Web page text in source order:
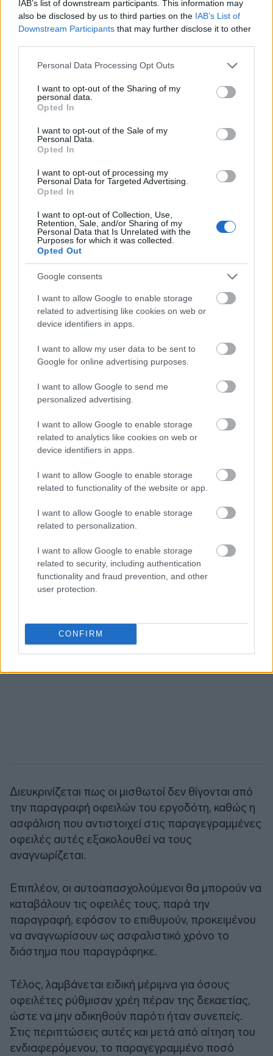
IAB’s list of downstream participants. This information may
also be disclosed by us to third parties on the IAB’s List of
Downstream Participants that may further disclose it to other
Please note that this website/app uses one or more Google
not limited to your visit or usage behaviour. You may click to
grant or deny consent to Google and its third-party tags to
use your data for below specified purposes in below Google
consent section.
Personal Data Processing Opt Outs
I want to opt-out of the Sharing of my
personal data.
Opted In
I want to opt-out of the Sale of my
Personal Data.
Opted In
I want to opt-out of processing my
Personal Data for Targeted Advertising.
Opted In
I want to opt-out of Collection, Use,
Retention, Sale, and/or Sharing of my
Personal Data that Is Unrelated with the
Purposes for which it was collected.
Opted Out
Google consents
I want to allow Google to enable storage
related to advertising like cookies on web or
device identifiers in apps.
I want to allow my user data to be sent to
Google for online advertising purposes.
I want to allow Google to send me
personalized advertising.
I want to allow Google to enable storage
related to analytics like cookies on web or
device identifiers in apps.
I want to allow Google to enable storage
related to functionality of the website or app.
I want to allow Google to enable storage
related to personalization.
I want to allow Google to enable storage
related to security, including authentication
functionality and fraud prevention, and other
user protection.
CONFIRM
που έκρινε ότι η ενιαία 20ετία για την παραγραφή
των απαιτήσεων του ΕΦΚΑ, που είχε θεσπιστεί
με το «νόμο Κατρούγκαλου», είναι υπερβολικός
αναλογικότητας, με το ανώτατο δικαστήριο να
θέτει την δεκαετία ως εύλογο χρόνο
παραγραφής.
Στη συνέχεια, από 1ης Ιανουαρίου 2026, η
παραγραφή γίνεται πενταετής, ώστε να είναι
διοίκηση, συνεπώς και ο ΕΦΚΑ θα οφείλει να
βεβαιώνει εντός πενταετίας.
Ποιοι είναι οι δυνητικοί ωφελούμενοι;
Αφορά σε όλες τις κατηγορίες οφειλετών
ασφαλιστικών εισφορών (εργοδότες, ελεύθεροι
επαγγελματίες, αυτοτελώς απασχολούμενοι,
αγρότες). Αφορά και στον ΕΦΚΑ, στο βαθμό που
θα πρέπει να βεβαιώνει τις απαιτήσεις πιο κοντά
στην ημερομηνία γένεσης των οφειλών, κάτι που
ενισχύει τα ασφαλιστικά έσοδα και αποθαρρύνει
κακές πρακτικές υπερβολικών καθυστερήσεων.
Διευκρινίζεται πως οι μισθωτοί δεν θίγονται από
την παραγραφή οφειλών του εργοδότη, καθώς η
ασφάλιση που αντιστοιχεί στις παραγεγραμμένες
οφειλές αυτές εξακολουθεί να τους
αναγνωρίζεται.
Επιπλέον, οι αυτοαπασχολούμενοι θα μπορούν να
καταβάλουν τις οφειλές τους, παρά την
παραγραφή, εφόσον το επιθυμούν, προκειμένου
να αναγνωρίσουν ως ασφαλιστικό χρόνο το
διάστημα που παραγράφηκε.
Τέλος, λαμβάνεται ειδική μέριμνα για όσους
οφειλέτες ρύθμισαν χρέη πέραν της δεκαετίας,
ώστε να μην αδικηθούν παρότι ήταν συνεπείς.
Στις περιπτώσεις αυτές και μετά από αίτηση του
ενδιαφερόμενου, το παραγεγραμμένο ποσό